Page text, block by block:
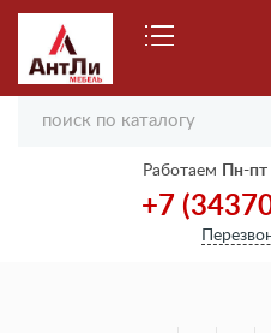
Работаем Пн-
+7